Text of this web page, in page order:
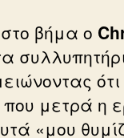
βήμα ο
μετρά η
«μου